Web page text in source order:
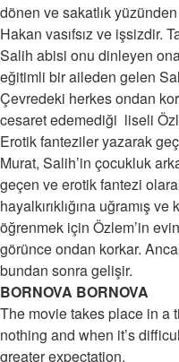
dönen ve sakatlık
Hakan vasıfsız ve işsizdir.
Salih abisi onu dinleyen
eğitimli bir aileden gelen
Çevredeki herkes ondan
cesaret edemediği liseli
Erotik fanteziler yazarak
Murat, Salih’in çocukluk
geçen ve erotik fantezi
hayalkırıklığına uğramış ve
öğrenmek için Özlem’in
görünce ondan korkar.
bundan sonra gelişir.
BORNOVA BORNOVA
The movie takes place in a
nothing and when it’s
greater expectation.